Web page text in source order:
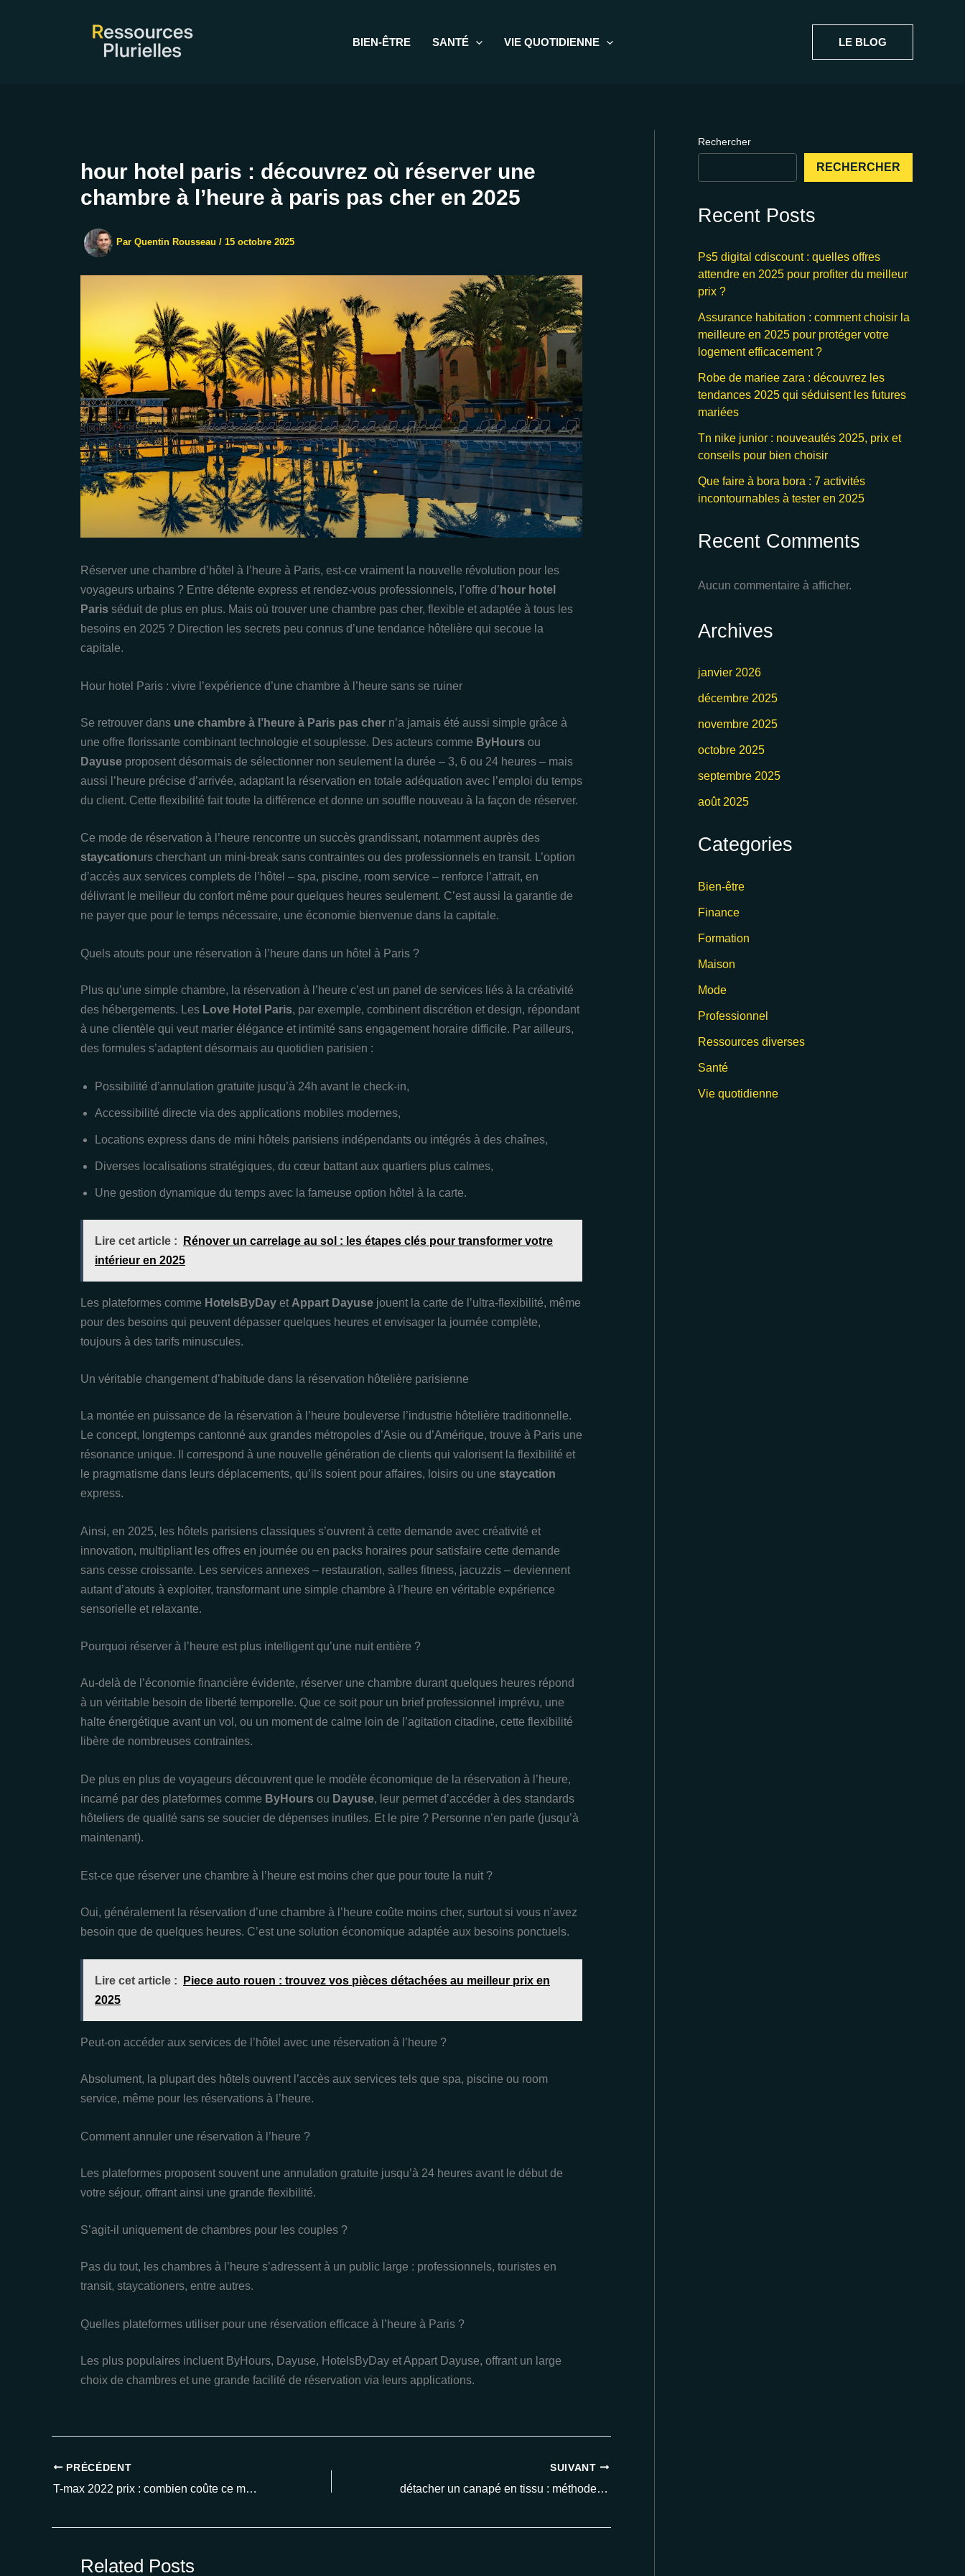
BIEN-ÊTRE SANTÉ VIE QUOTIDIENNE LE BLOG
hour hotel paris : découvrez où réserver une
chambre à l’heure à paris pas cher en 2025
Par Quentin Rousseau / 15 octobre 2025
Réserver une chambre d’hôtel à l’heure à Paris, est-ce vraiment la nouvelle révolution pour les
voyageurs urbains ? Entre détente express et rendez-vous professionnels, l’offre d’ hour hotel
Paris séduit de plus en plus. Mais où trouver une chambre pas cher, flexible et adaptée à tous les
besoins en 2025 ? Direction les secrets peu connus d’une tendance hôtelière qui secoue la
capitale.
Hour hotel Paris : vivre l’expérience d’une chambre à l’heure sans se ruiner
Se retrouver dans une chambre à l’heure à Paris pas cher n’a jamais été aussi simple grâce à
une offre florissante combinant technologie et souplesse. Des acteurs comme ByHours ou
Dayuse proposent désormais de sélectionner non seulement la durée – 3, 6 ou 24 heures – mais
aussi l’heure précise d’arrivée, adaptant la réservation en totale adéquation avec l’emploi du temps
du client. Cette flexibilité fait toute la différence et donne un souffle nouveau à la façon de réserver.
Ce mode de réservation à l’heure rencontre un succès grandissant, notamment auprès des
staycationurs cherchant un mini-break sans contraintes ou des professionnels en transit. L’option
d’accès aux services complets de l’hôtel – spa, piscine, room service – renforce l’attrait, en
délivrant le meilleur du confort même pour quelques heures seulement. C’est aussi la garantie de
ne payer que pour le temps nécessaire, une économie bienvenue dans la capitale.
Quels atouts pour une réservation à l’heure dans un hôtel à Paris ?
Plus qu’une simple chambre, la réservation à l’heure c’est un panel de services liés à la créativité
des hébergements. Les Love Hotel Paris, par exemple, combinent discrétion et design, répondant
à une clientèle qui veut marier élégance et intimité sans engagement horaire difficile. Par ailleurs,
des formules s’adaptent désormais au quotidien parisien :
Possibilité d’annulation gratuite jusqu’à 24h avant le check-in,
Accessibilité directe via des applications mobiles modernes,
Locations express dans de mini hôtels parisiens indépendants ou intégrés à des chaînes,
Diverses localisations stratégiques, du cœur battant aux quartiers plus calmes,
Une gestion dynamique du temps avec la fameuse option hôtel à la carte.
Lire cet article :
Rénover un carrelage au sol : les étapes clés pour transformer votre
intérieur en 2025
Les plateformes comme HotelsByDay et Appart Dayuse jouent la carte de l’ultra-flexibilité, même
pour des besoins qui peuvent dépasser quelques heures et envisager la journée complète,
toujours à des tarifs minuscules.
Un véritable changement d’habitude dans la réservation hôtelière parisienne
La montée en puissance de la réservation à l’heure bouleverse l’industrie hôtelière traditionnelle.
Le concept, longtemps cantonné aux grandes métropoles d’Asie ou d’Amérique, trouve à Paris une
résonance unique. Il correspond à une nouvelle génération de clients qui valorisent la flexibilité et
le pragmatisme dans leurs déplacements, qu’ils soient pour affaires, loisirs ou une staycation
express.
Ainsi, en 2025, les hôtels parisiens classiques s’ouvrent à cette demande avec créativité et
innovation, multipliant les offres en journée ou en packs horaires pour satisfaire cette demande
sans cesse croissante. Les services annexes – restauration, salles fitness, jacuzzis – deviennent
autant d’atouts à exploiter, transformant une simple chambre à l’heure en véritable expérience
sensorielle et relaxante.
Pourquoi réserver à l’heure est plus intelligent qu’une nuit entière ?
Au-delà de l’économie financière évidente, réserver une chambre durant quelques heures répond
à un véritable besoin de liberté temporelle. Que ce soit pour un brief professionnel imprévu, une
halte énergétique avant un vol, ou un moment de calme loin de l’agitation citadine, cette flexibilité
libère de nombreuses contraintes.
De plus en plus de voyageurs découvrent que le modèle économique de la réservation à l’heure,
incarné par des plateformes comme ByHours ou Dayuse, leur permet d’accéder à des standards
hôteliers de qualité sans se soucier de dépenses inutiles. Et le pire ? Personne n’en parle (jusqu’à
maintenant).
Est-ce que réserver une chambre à l’heure est moins cher que pour toute la nuit ?
Oui, généralement la réservation d’une chambre à l’heure coûte moins cher, surtout si vous n’avez
besoin que de quelques heures. C’est une solution économique adaptée aux besoins ponctuels.
Lire cet article :
Piece auto rouen : trouvez vos pièces détachées au meilleur prix en
2025
Peut-on accéder aux services de l’hôtel avec une réservation à l’heure ?
Absolument, la plupart des hôtels ouvrent l’accès aux services tels que spa, piscine ou room
service, même pour les réservations à l’heure.
Comment annuler une réservation à l’heure ?
Les plateformes proposent souvent une annulation gratuite jusqu’à 24 heures avant le début de
votre séjour, offrant ainsi une grande flexibilité.
S’agit-il uniquement de chambres pour les couples ?
Pas du tout, les chambres à l’heure s’adressent à un public large : professionnels, touristes en
transit, staycationers, entre autres.
Quelles plateformes utiliser pour une réservation efficace à l’heure à Paris ?
Les plus populaires incluent ByHours, Dayuse, HotelsByDay et Appart Dayuse, offrant un large
choix de chambres et une grande facilité de réservation via leurs applications.
PRÉCÉDENT
T-max 2022 prix : combien coûte ce maxi-scooter sportif en 2025 ?
SUIVANT
détacher un canapé en tissu : méthodes 2025 efficaces pour retrouver l’éclat de votre salon
Related Posts
Rechercher
RECHERCHER
Recent Posts
Ps5 digital cdiscount : quelles offres
attendre en 2025 pour profiter du meilleur
prix ?
Assurance habitation : comment choisir la
meilleure en 2025 pour protéger votre
logement efficacement ?
Robe de mariee zara : découvrez les
tendances 2025 qui séduisent les futures
mariées
Tn nike junior : nouveautés 2025, prix et
conseils pour bien choisir
Que faire à bora bora : 7 activités
incontournables à tester en 2025
Recent Comments
Aucun commentaire à afficher.
Archives
janvier 2026
décembre 2025
novembre 2025
octobre 2025
septembre 2025
août 2025
Categories
Bien-être
Finance
Formation
Maison
Mode
Professionnel
Ressources diverses
Santé
Vie quotidienne